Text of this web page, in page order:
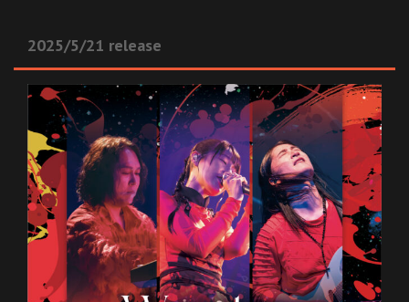
2025/5/21 release